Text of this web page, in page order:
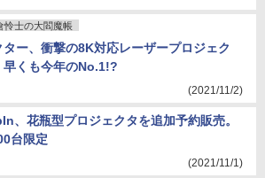
怜士の大閻魔帳
ター、衝撃の8K対応レーザープロジェク
早くも今年のNo.1!?
(2021/11/2)
、花瓶型プロジェクタを追加予約販売。
台限定
(2021/11/1)